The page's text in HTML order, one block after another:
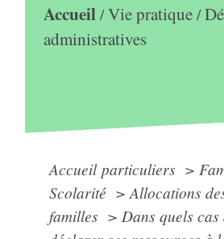
Accueil/Vie pratique/
administratives
Accueil particuliers >
Scolarité > Allocations
familles > Dans quels